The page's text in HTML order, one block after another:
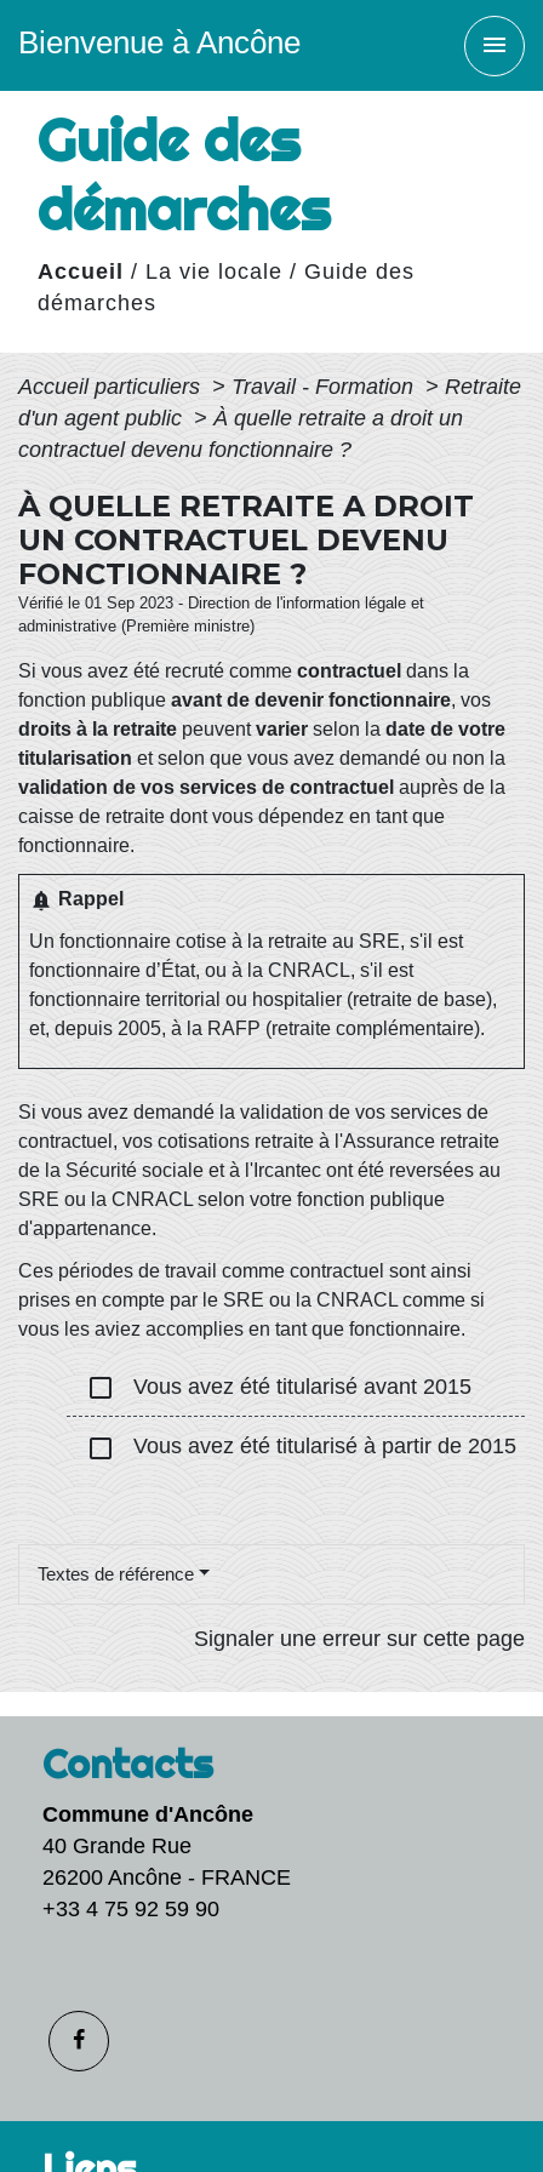
Bienvenue à Ancône menu
Guide des
démarches
Accueil / La vie locale / Guide des
démarches
Accueil particuliers > Travail - Formation > Retraite
d'un agent public > À quelle retraite a droit un
contractuel devenu fonctionnaire ?
À QUELLE RETRAITE A DROIT
UN CONTRACTUEL DEVENU
FONCTIONNAIRE ?
Vérifié le 01 Sep 2023 - Direction de l'information légale et
administrative (Première ministre)
Si vous avez été recruté comme contractuel dans la
fonction publique avant de devenir fonctionnaire, vos
droits à la retraite peuventvarier selon la date de votre
titularisation et selon que vous avez demandé ou non la
validation de vos services de contractuel auprès de la
caisse de retraite dont vous dépendez en tant que
fonctionnaire.
notification_important Rappel
Un fonctionnaire cotise à la retraite au SRE, s'il est
fonctionnaire d’État, ou à la CNRACL, s'il est
fonctionnaire territorial ou hospitalier (retraite de base),
et, depuis 2005, à la RAFP (retraite complémentaire).
Si vous avez demandé la validation de vos services de
contractuel, vos cotisations retraite à l'Assurance retraite
de la Sécurité sociale et à l'Ircantec ont été reversées au
SRE ou la CNRACL selon votre fonction publique
d'appartenance.
Ces périodes de travail comme contractuel sont ainsi
prises en compte par le SRE ou la CNRACL comme si
vous les aviez accomplies en tant que fonctionnaire.
check_box_outline_blank Vous avez été titularisé avant 2015
check_box_outline_blank Vous avez été titularisé à partir de 2015
Textes de référence
Signaler une erreur sur cette page
Contacts
Commune d'Ancône
40 Grande Rue
26200 Ancône - FRANCE
+33 4 75 92 59 90